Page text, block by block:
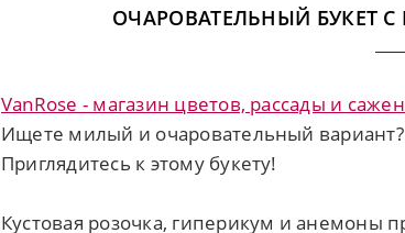
ОЧАРОВАТЕЛЬНЫЙ БУКЕТ С
VanRose - магазин цветов, рассады и
Ищете милый и очаровательный вариант?
Приглядитесь к этому букету!
Кустовая розочка, гиперикум и анемоны